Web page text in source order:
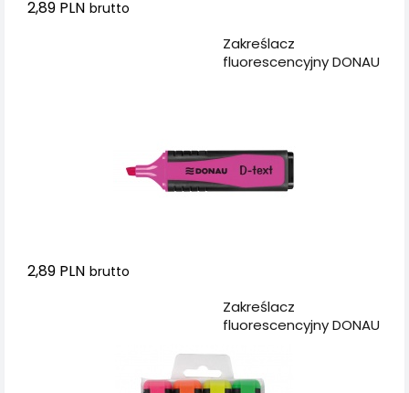
2,89 PLN brutto
Zakreślacz
fluorescencyjny DONAU
2,89 PLN brutto
Zakreślacz
fluorescencyjny DONAU
4szt., mix kolorów